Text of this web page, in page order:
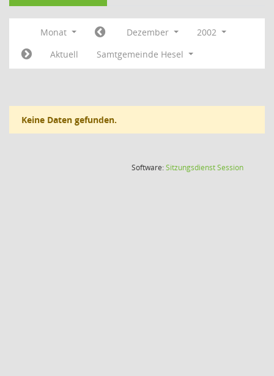
Monat Dezember
2002
Aktuell
Samtgemeinde Hesel
Keine Daten gefunden.
Software:SitzungsdienstSession(Wird in